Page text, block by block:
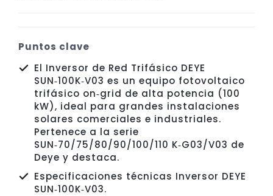
Puntos clave
El Inversor de Red Trifásico DEYE
SUN‑100K‑V03 es un equipo fotovoltaico
trifásico on‑grid de alta potencia (100
kW), ideal para grandes instalaciones
solares comerciales e industriales.
Pertenece a la serie
SUN‑70/75/80/90/100/110 K‑G03/V03 de
Deye y destaca.
Especificaciones técnicas Inversor DEYE
SUN‑100K‑V03.